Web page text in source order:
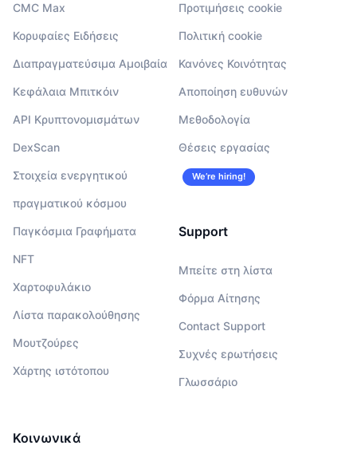
CMC Max
Κορυφαίες Ειδήσεις
Διαπραγματεύσιμα Αμοιβαία
Κεφάλαια Μπιτκόιν
API Κρυπτονομισμάτων
DexScan
Στοιχεία ενεργητικού
πραγματικού κόσμου
Παγκόσμια Γραφήματα
NFT
Χαρτοφυλάκιο
Λίστα παρακολούθησης
Μουτζούρες
Χάρτης ιστότοπου
Προτιμήσεις cookie
Πολιτική cookie
Κανόνες Κοινότητας
Αποποίηση ευθυνών
Μεθοδολογία
Θέσεις εργασίας
We’re hiring!
Support
Μπείτε στη λίστα
Φόρμα Αίτησης
Contact Support
Συχνές ερωτήσεις
Γλωσσάριο
Κοινωνικά